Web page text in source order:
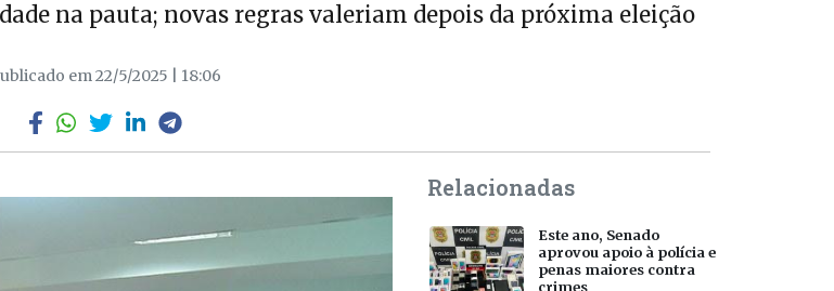
na pauta; novas regras valeriam depois da próxima eleição
em 22/5/2025 | 18:06
Relacionadas
Este ano, Senado
aprovou apoio à polícia e
penas maiores contra
crimes